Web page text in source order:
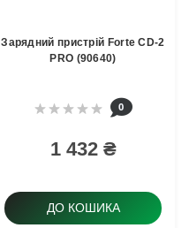
Зарядний пристрій Forte CD-2
PRO (90640)
0
1 432 ₴
ДО КОШИКА